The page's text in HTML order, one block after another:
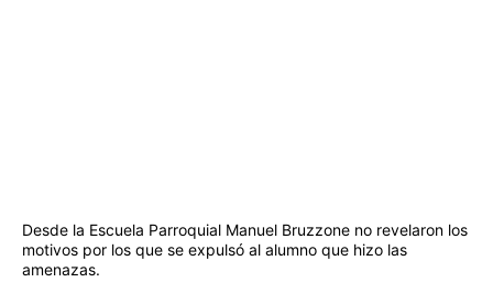
Desde la Escuela Parroquial Manuel Bruzzone no revelaron los
motivos por los que se expulsó al alumno que hizo las
amenazas.